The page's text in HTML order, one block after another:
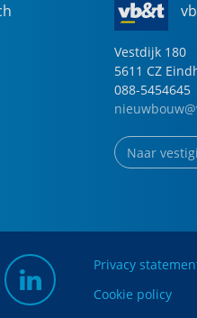
Vestdijk 180
5611 CZ
088-5454645
Naar
Privacy
Cookie policy